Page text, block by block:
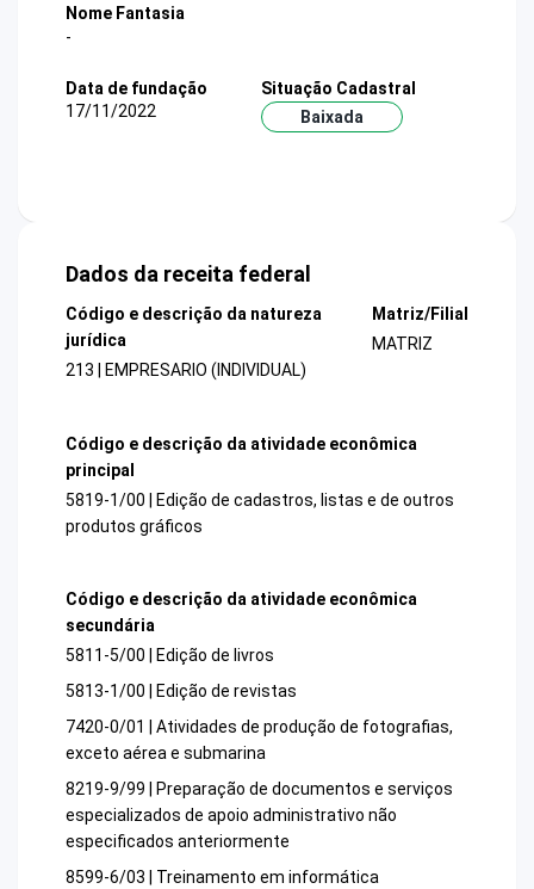
Nome Fantasia
-
Data de fundação
17/11/2022
Situação Cadastral
Baixada
Dados da receita federal
Código e descrição da natureza
jurídica
213 | EMPRESARIO (INDIVIDUAL)
Matriz/Filial
MATRIZ
Código e descrição da atividade econômica
principal
5819-1/00 | Edição de cadastros, listas e de outros
produtos gráficos
Código e descrição da atividade econômica
secundária
5811-5/00 | Edição de livros
5813-1/00 | Edição de revistas
7420-0/01 | Atividades de produção de fotografias,
exceto aérea e submarina
8219-9/99 | Preparação de documentos e serviços
especializados de apoio administrativo não
especificados anteriormente
8599-6/03 | Treinamento em informática